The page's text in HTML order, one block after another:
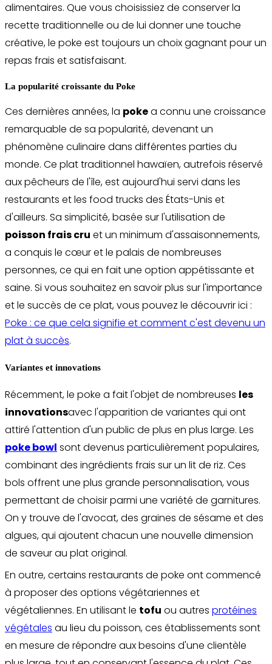
alimentaires. Que vous choisissiez de conserver la
recette traditionnelle ou de lui donner une touche
créative, le poke est toujours un choix gagnant pour un
repas frais et satisfaisant.
La popularité croissante du Poke
Ces dernières années, la pokea connu une croissance
remarquable de sa popularité, devenant un
phénomène culinaire dans différentes parties du
monde. Ce plat traditionnel hawaïen, autrefois réservé
aux pêcheurs de l'île, est aujourd'hui servi dans les
restaurants et les food trucks des États-Unis et
d'ailleurs. Sa simplicité, basée sur l'utilisation de
poisson frais cru et un minimum d'assaisonnements,
a conquis le cœur et le palais de nombreuses
personnes, ce qui en fait une option appétissante et
saine. Si vous souhaitez en savoir plus sur l'importance
et le succès de ce plat, vous pouvez le découvrir ici :
Poke : ce que cela signifie et comment c'est devenu un
plat à succès.
Variantes et innovations
Récemment, le poke a fait l'objet de nombreuses les
innovationsavec l'apparition de variantes qui ont
attiré l'attention d'un public de plus en plus large. Les
poke bowl sont devenus particulièrement populaires,
combinant des ingrédients frais sur un lit de riz. Ces
bols offrent une plus grande personnalisation, vous
permettant de choisir parmi une variété de garnitures.
On y trouve de l'avocat, des graines de sésame et des
algues, qui ajoutent chacun une nouvelle dimension
de saveur au plat original.
En outre, certains restaurants de poke ont commencé
à proposer des options végétariennes et
végétaliennes. En utilisant le tofu ou autres protéines
végétales au lieu du poisson, ces établissements sont
en mesure de répondre aux besoins d'une clientèle